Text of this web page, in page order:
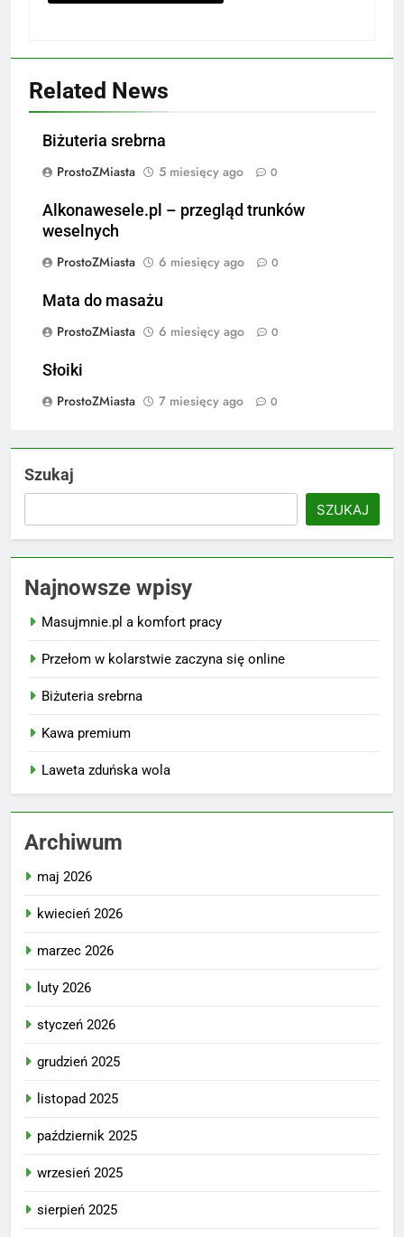
Related News
Biżuteria srebrna
ProstoZMiasta
5 miesięcy ago 0
Alkonawesele.pl – przegląd trunków
weselnych
ProstoZMiasta
6 miesięcy ago 0
Mata do masażu
ProstoZMiasta
6 miesięcy ago 0
Słoiki
ProstoZMiasta
7 miesięcy ago 0
Szukaj
SZUKAJ
Najnowsze wpisy
Masujmnie.pl a komfort pracy
Przełom w kolarstwie zaczyna się online
Biżuteria srebrna
Kawa premium
Laweta zduńska wola
Archiwum
maj 2026
kwiecień 2026
marzec 2026
luty 2026
styczeń 2026
grudzień 2025
listopad 2025
październik 2025
wrzesień 2025
sierpień 2025